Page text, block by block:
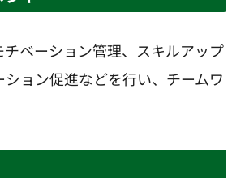
ベーション管理、スキルアップ
ョン促進などを行い、チームワ